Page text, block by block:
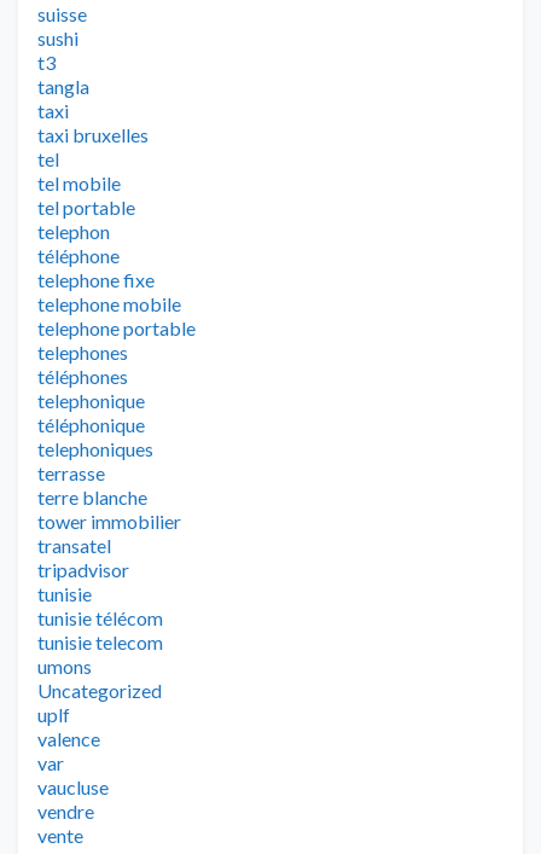
suisse
sushi
t3
tangla
taxi
taxi bruxelles
tel
tel mobile
tel portable
telephon
téléphone
telephone fixe
telephone mobile
telephone portable
telephones
téléphones
telephonique
téléphonique
telephoniques
terrasse
terre blanche
tower immobilier
transatel
tripadvisor
tunisie
tunisie télécom
tunisie telecom
umons
Uncategorized
uplf
valence
var
vaucluse
vendre
vente